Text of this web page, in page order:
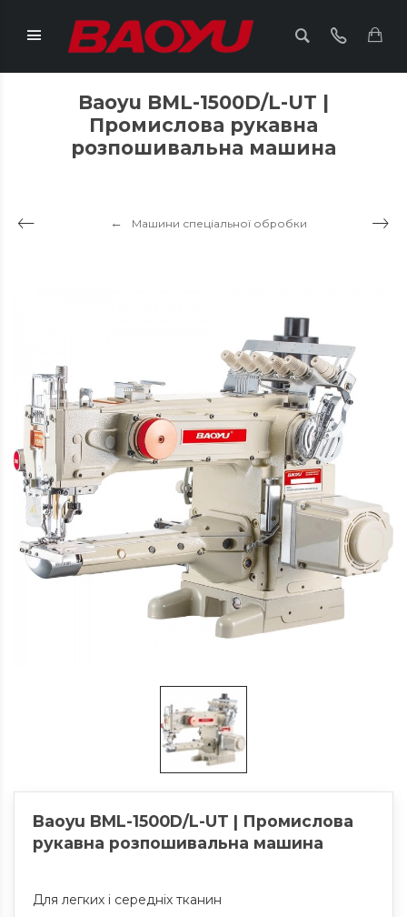
Baoyu BML-1500D/L-UT |
Промислова рукавна
розпошивальна машина
Машини спеціальної обробки
Baoyu BML-1500D/L-UT | Промислова
рукавна розпошивальна машина
Для легких і середніх тканин